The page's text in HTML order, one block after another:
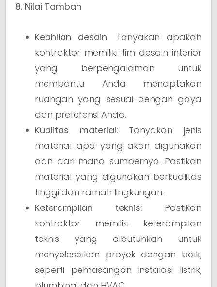
8. Nilai Tambah
Keahlian desain: Tanyakan apakah
kontraktor memiliki tim desain interior
yang berpengalaman untuk
membantu Anda menciptakan
ruangan yang sesuai dengan gaya
dan preferensi Anda.
Kualitas material: Tanyakan jenis
material apa yang akan digunakan
dan dari mana sumbernya. Pastikan
material yang digunakan berkualitas
tinggi dan ramah lingkungan.
Keterampilan teknis: Pastikan
kontraktor memiliki keterampilan
teknis yang dibutuhkan untuk
menyelesaikan proyek dengan baik,
seperti pemasangan instalasi listrik,